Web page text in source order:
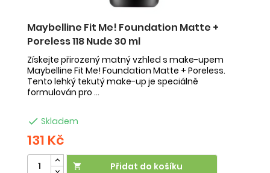
Maybelline Fit Me! Foundation Matte +
Poreless 118 Nude 30 ml
Získejte přirozený matný vzhled s make-upem
Maybelline Fit Me! Foundation Matte + Poreless.
Tento lehký tekutý make-up je speciálně
formulován pro ...
 Skladem
131 Kč
 Přidat do košíku